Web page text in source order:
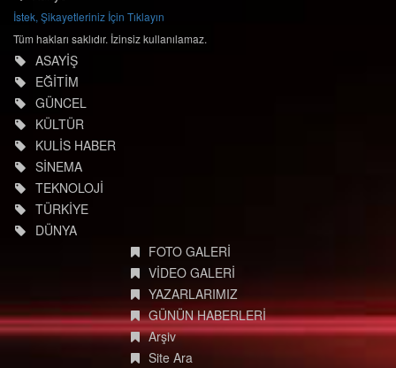
İstek, Şikayetleriniz İçin Tıklayın
Tüm hakları saklıdır. İzinsiz kullanılamaz.
ASAYİŞ
EĞİTİM
GÜNCEL
KÜLTÜR
KULİS HABER
SİNEMA
TEKNOLOJİ
TÜRKİYE
DÜNYA
FOTO GALERİ
VİDEO GALERİ
YAZARLARIMIZ
GÜNÜN HABERLERİ
Arşiv
Site Ara